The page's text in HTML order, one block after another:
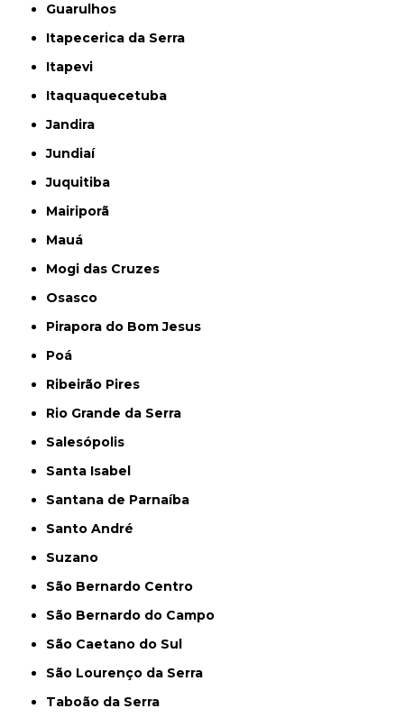
Guarulhos
Itapecerica da Serra
Itapevi
Itaquaquecetuba
Jandira
Jundiaí
Juquitiba
Mairiporã
Mauá
Mogi das Cruzes
Osasco
Pirapora do Bom Jesus
Poá
Ribeirão Pires
Rio Grande da Serra
Salesópolis
Santa Isabel
Santana de Parnaíba
Santo André
Suzano
São Bernardo Centro
São Bernardo do Campo
São Caetano do Sul
São Lourenço da Serra
Taboão da Serra